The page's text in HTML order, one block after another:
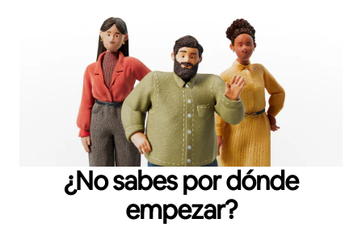
¿No sabes por dónde
empezar?